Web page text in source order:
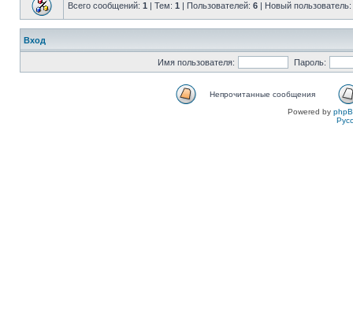
Всего сообщений: 1 | Тем: 1 | Пользователей: 6 | Новый пользователь:
Вход
Имя пользователя: Пароль:
Непрочитанные сообщения
Powered by